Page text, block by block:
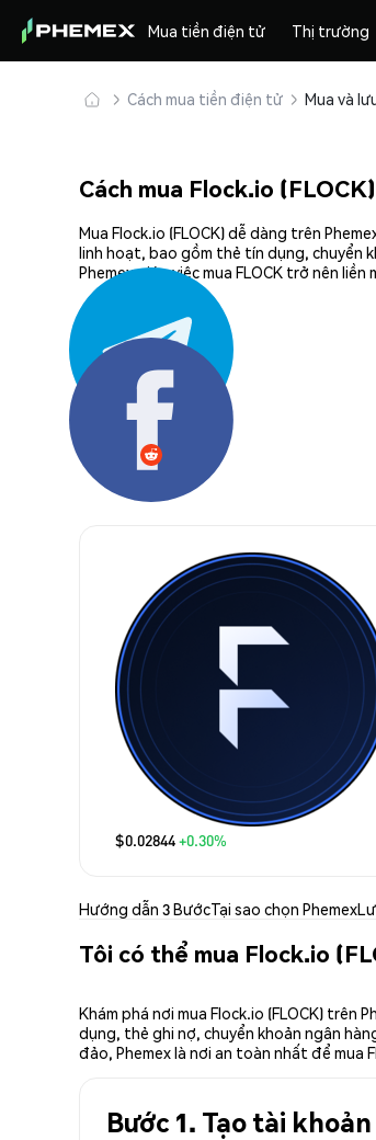
Mua tiền điện tử Thị trường
Cách mua tiền điện tử
Cách mua Flock.io
Mua Flock.io (FLOCK) dễ dàng trên
linh hoạt, bao gồm thẻ tín dụng, chuyển
Phemex giúp việc mua FLOCK trở nên
Chia sẻ:
$0.02844+0.30%
Hướng dẫn 3 BướcTại sao chọn Phemex
Tôi có thể mua Flock.io
Khám phá nơi mua Flock.io (FLOCK)
dụng, thẻ ghi nợ, chuyển khoản ngân
đảo, Phemex là nơi an toàn nhất để mua
Bước 1. Tạo tài